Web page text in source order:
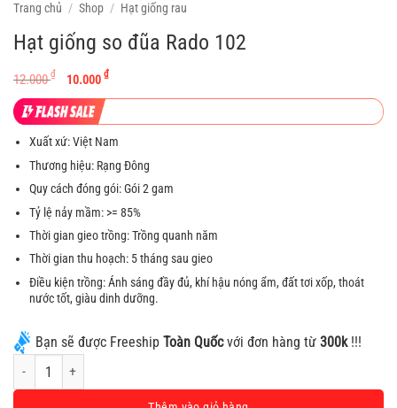
Trang chủ / Shop / Hạt giống rau
Hạt giống so đũa Rado 102
12.000₫
Giá
gốc
là:
12.000 ₫.
10.000 ₫Giá
hiện
tại
là:
10.000 ₫.
Xuất xứ: Việt Nam
Thương hiệu: Rạng Đông
Quy cách đóng gói: Gói 2 gam
Tỷ lệ nảy mầm: >= 85%
Thời gian gieo trồng: Trồng quanh năm
Thời gian thu hoạch: 5 tháng sau gieo
Điều kiện trồng: Ánh sáng đầy đủ, khí hậu nóng ẩm, đất tơi xốp, thoát
nước tốt, giàu dinh dưỡng.
Bạn sẽ được Freeship Toàn Quốcvới đơn hàng từ 300k!!!
Hạt giống so đũa Rado 102 số lượng
Alternative: